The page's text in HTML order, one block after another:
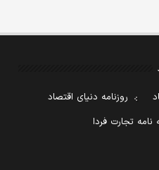
روزنامه دنیای اقتصاد
نامه تجارت فردا